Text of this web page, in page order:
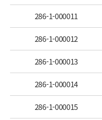
286-1-000011
286-1-000012
286-1-000013
286-1-000014
286-1-000015